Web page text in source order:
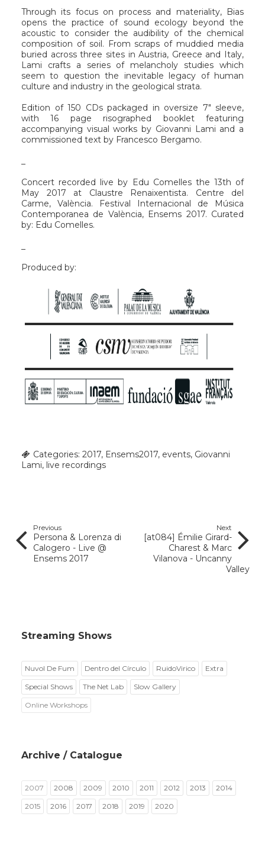
Through its focus on process and materiality, Bias
opens the practice of sound ecology beyond the
acoustic to consider the audibility of the chemical
composition of soil. From scraps of muddied media
buried across three sites in Austria, Greece and Italy,
Lami crafts a series of melancholy studies which
seem to question the inevitable legacy of human
culture and industry in the geological strata.
Edition of 150 CDs packaged in oversize 7" sleeve,
with 16 page risographed booklet featuring
accompanying visual works by Giovanni Lami and a
commissioned text by Francesco Bergamo.
Concert recorded live by Edu Comelles the 13th of
May 2017 at Claustre Renaixentista. Centre del
Carme, València. Festival Internacional de Música
Contemporanea de València, Ensems 2017. Curated
by: Edu Comelles.
Produced by:
Categories: 2017, Ensems2017, events, Giovanni
Lami, live recordings
Previous
Persona & Lorenza di
Calogero - Live @
Ensems 2017
Next
[at084] Émilie Girard-
Charest & Marc
Vilanova - Uncanny
Valley
Streaming Shows
Nuvol De Fum Dentro del Círculo RuidoVirico Extra
Special Shows The Net Lab Slow Gallery
Online Workshops
Archive / Catalogue
2007 2008 2009 2010 2011 2012 2013 2014
2015 2016 2017 2018 2019 2020